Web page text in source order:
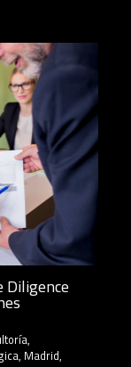
Diligence
,
, Madrid,